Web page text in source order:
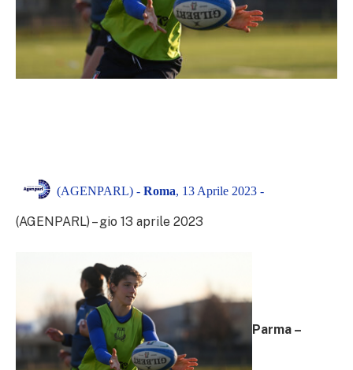
(AGENPARL) - Roma, 13 Aprile 2023 -
(AGENPARL) – gio 13 aprile 2023
Parma –